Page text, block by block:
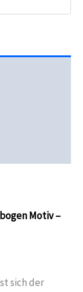
Motiv –
sich der